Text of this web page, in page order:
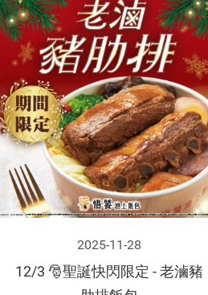
2025-11-28
12/3 🎅聖誕快閃限定 - 老滷豬